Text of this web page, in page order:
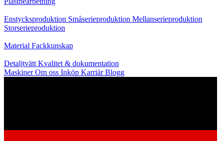
Enstycksproduktion Småserieproduktion Mellanserieproduktion
Storserieproduktion
Material Fackkunskap
Detaljtvätt Kvalitet & dokumentation
MaskinerOm oss Inköp KarriärBlogg